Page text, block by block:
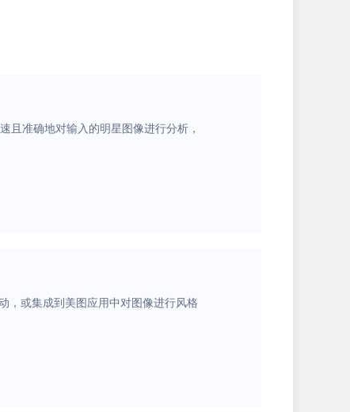
且准确地对输入的明星图像进行分析，
，或集成到美图应用中对图像进行风格